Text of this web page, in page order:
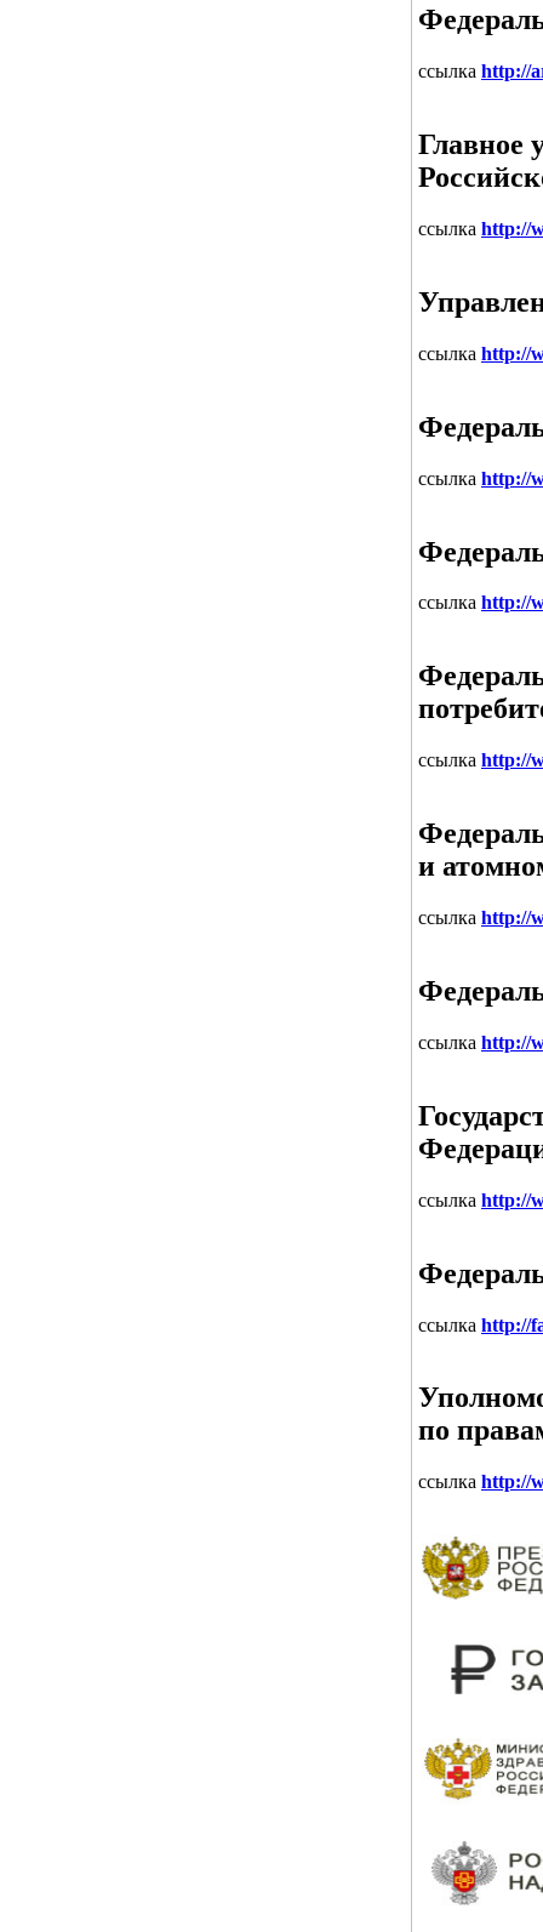
ссылка http://
Главное
ссылка http://
ссылка http://
ссылка http://
ссылка http://
ссылка http://
и
ссылка http://
ссылка http://
ссылка http://
ссылка http://
по
ссылка http://